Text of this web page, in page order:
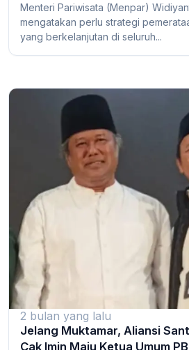
Menteri Pariwisata (Menpar)
mengatakan perlu strategi
yang berkelanjutan di seluruh...
2 bulan yang lalu
Jelang Muktamar, Aliansi
Cak Imin Maju Ketua Umum